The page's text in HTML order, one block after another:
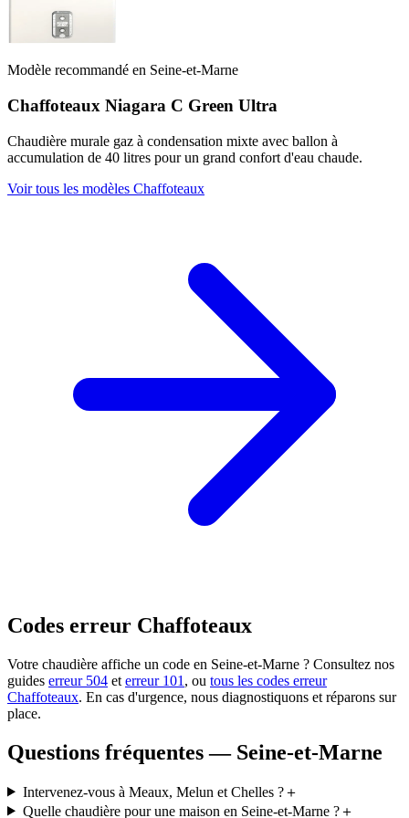
Modèle recommandé en Seine-et-Marne
Chaffoteaux Niagara C Green Ultra
Chaudière murale gaz à condensation mixte avec ballon à
accumulation de 40 litres pour un grand confort d'eau chaude.
Voir tous les modèles Chaffoteaux
Codes erreur Chaffoteaux
Votre chaudière affiche un code en Seine-et-Marne ? Consultez nos
guides erreur 504 et erreur 101 , ou tous les codes erreur
Chaffoteaux. En cas d'urgence, nous diagnostiquons et réparons sur
place.
Questions fréquentes — Seine-et-Marne
Intervenez-vous à Meaux, Melun et Chelles ?＋
Quelle chaudière pour une maison en Seine-et-Marne ?＋